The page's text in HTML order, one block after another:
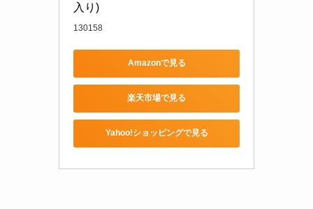
入り)
130158
Amazonで見る
楽天市場で見る
Yahoo!ショッピングで見る